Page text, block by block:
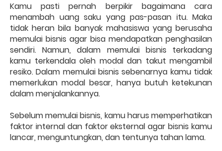
Kamu pasti pernah berpikir bagaimana cara
menambah uang saku yang pas-pasan itu. Maka
tidak heran bila banyak mahasiswa yang berusaha
memulai bisnis agar bisa mendapatkan penghasilan
sendiri. Namun, dalam memulai bisnis terkadang
kamu terkendala oleh modal dan takut mengambil
resiko. Dalam memulai bisnis sebenarnya kamu tidak
memerlukan modal besar, hanya butuh ketekunan
dalam menjalankannya.
Sebelum memulai bisnis, kamu harus memperhatikan
faktor internal dan faktor eksternal agar bisnis kamu
lancar, menguntungkan, dan tentunya tahan lama.